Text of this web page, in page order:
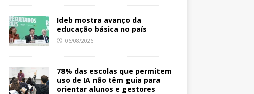
Ideb mostra avanço da
educação básica no país
06/08/2026
78% das escolas que permitem
uso de IA não têm guia para
orientar alunos e gestores